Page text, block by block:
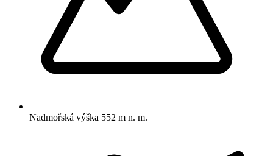
Nadmořská výška 552 m n. m.